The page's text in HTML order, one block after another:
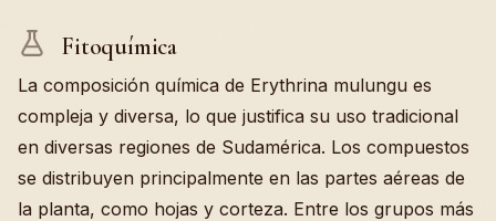
Fitoquímica
La composición química de Erythrina mulungu es
compleja y diversa, lo que justifica su uso tradicional
en diversas regiones de Sudamérica. Los compuestos
se distribuyen principalmente en las partes aéreas de
la planta, como hojas y corteza. Entre los grupos más